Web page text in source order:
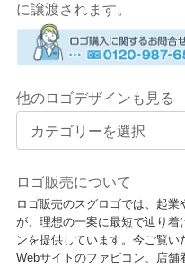
に譲渡されます。
他のロゴデザインも見る
ロゴ販売について
ロゴ販売のスグロゴでは、起
が、理想の一案に最短で辿り着
ンを提供しています。今ご覧
Webサイトのファビコン、店